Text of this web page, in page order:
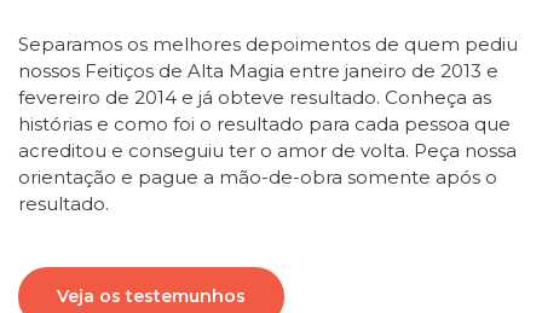
Separamos os melhores depoimentos de quem pediu
nossos Feitiços de Alta Magia entre janeiro de 2013 e
fevereiro de 2014 e já obteve resultado. Conheça as
histórias e como foi o resultado para cada pessoa que
acreditou e conseguiu ter o amor de volta. Peça nossa
orientação e pague a mão-de-obra somente após o
resultado.
Veja os testemunhos